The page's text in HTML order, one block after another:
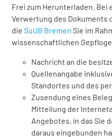
Frei zum Herunterladen.
Verwertung des Dokuments
die SuUB Bremen Sie im
wissenschaftlichen
Nachricht an die
Quellenangabe
Standortes und des
Zusendung eines
Mitteilung der
Angebotes, in das Sie
daraus eingebunden